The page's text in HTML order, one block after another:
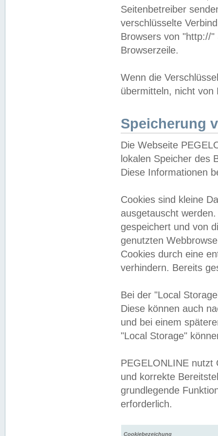
Seitenbetreiber
verschlüsselte
Browsers von "http://
Browserzeile.
Wenn die
übermitteln, nicht von
Speicherung
Die Webseite
lokalen Speicher des
Diese Informationen
Cookies sind kleine
ausgetauscht
gespeichert und von
genutzten
Cookies durch eine
verhindern. Bereits
Bei der "Local
Diese können auch
und bei einem
"Local Storage"
PEGELONLINE nutzt
und korrekte
grundlegende
erforderlich.
Cookiebezeichung